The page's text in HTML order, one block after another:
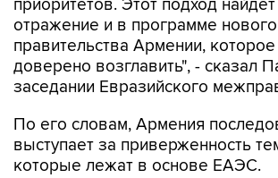
приоритетов. Этот подход
отражение и в программе нового
правительства Армении,
доверено возглавить", - сказал
заседании Евразийского
По его словам, Армения
выступает за приверженность
которые лежат в основе ЕАЭС.